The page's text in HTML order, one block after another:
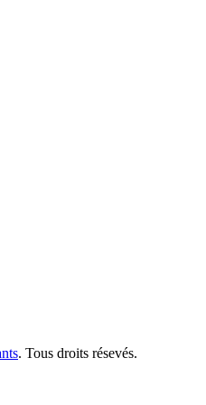
. Tous droits résevés.